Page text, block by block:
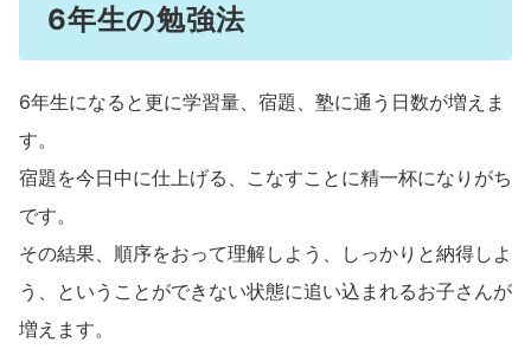
6年生の勉強法
6年生になると更に学習量、宿題、塾に通う日数が増えま
す。
宿題を今日中に仕上げる、こなすことに精一杯になりがち
です。
その結果、順序をおって理解しよう、しっかりと納得しよ
う、ということができない状態に追い込まれるお子さんが
増えます。